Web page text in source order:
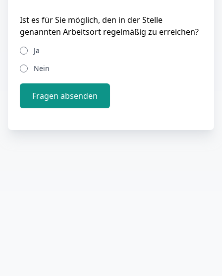
Ist es für Sie möglich, den in der Stelle
genannten Arbeitsort regelmäßig zu erreichen?
Ja
Nein
Fragen absenden